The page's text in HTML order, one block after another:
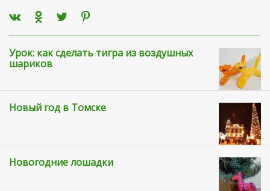
Урок: как сделать тигра из воздушных
шариков
Новый год в Томске
Новогодние лошадки